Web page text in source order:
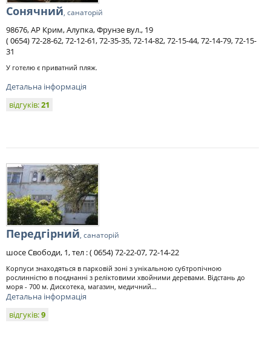
Сонячний, санаторій
98676, АР Крим, Алупка, Фрунзе вул., 19
( 0654) 72-28-62, 72-12-61, 72-35-35, 72-14-82, 72-15-44, 72-14-79, 72-15-
31
У готелю є приватний пляж.
Детальна інформація
відгуків:21
Передгірний, санаторій
шосе Свободи, 1, тел : ( 0654) 72-22-07, 72-14-22
Корпуси знаходяться в парковій зоні з унікальною субтропічною
рослинністю в поєднанні з реліктовими хвойними деревами. Відстань до
моря - 700 м. Дискотека, магазин, медичний...
Детальна інформація
відгуків:9